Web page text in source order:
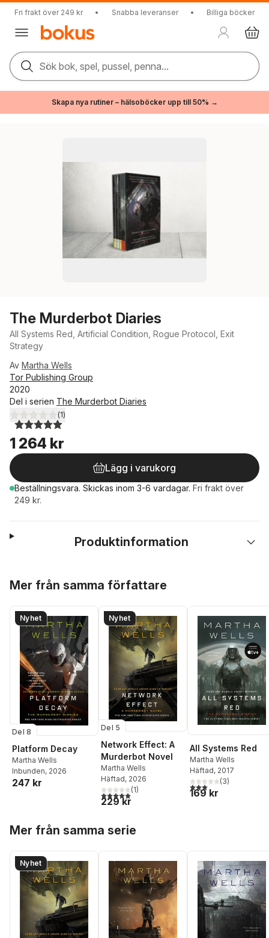
Fri frakt över 249 kr • Snabba leveranser • Billiga böcker
Sök bok, spel, pussel, penna...
Skapa nya rutiner – hälsoböcker upp till 50% →
The Murderbot Diaries
All Systems Red, Artificial Condition, Rogue Protocol, Exit
Strategy
Av Martha Wells
Tor Publishing Group
2020
Del i serien The Murderbot Diaries
5,0utav 5 stjärnor. Totalt antal röster:
(1)
1 264 kr
Lägg i varukorg
Beställningsvara. Skickas inom 3-6 vardagar. Fri frakt över
249 kr.
Produktinformation
Mer från samma författare
Nyhet
Del 8
Platform Decay
Martha Wells
Inbunden, 2026
247 kr
Nyhet
Del 5
Network Effect: A
Murderbot Novel
Martha Wells
Häftad, 2026
5,0utav 5 stjärnor. Totalt antal röster:
(1)
229 kr
All Systems Red
Martha Wells
Häftad, 2017
3,0utav 5 stjärnor.
(3)
169 kr
Mer från samma serie
Nyhet